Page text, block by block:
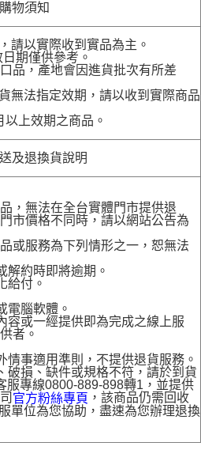
購物須知
請以實際收到實品為主。
期僅供參考。
品，產地會因進貨批次有所差
無法指定效期，請以收到實際商品
上效期之商品。
及退換貨說明
，無法在全台實體門市提供退
市價格不同時，請以網站公告為
或服務為下列情形之一，恕無法
解約時即將逾期。
給付。
電腦軟體。
容或一經提供即為完成之線上服
者。
情事適用準則，不提供退貨服務。
破損、缺件或規格不符，請於到貨
服專線0800-889-898轉1，並提供
官方粉絲專頁 ，該商品仍需回收
單位為您協助，盡速為您辦理退換